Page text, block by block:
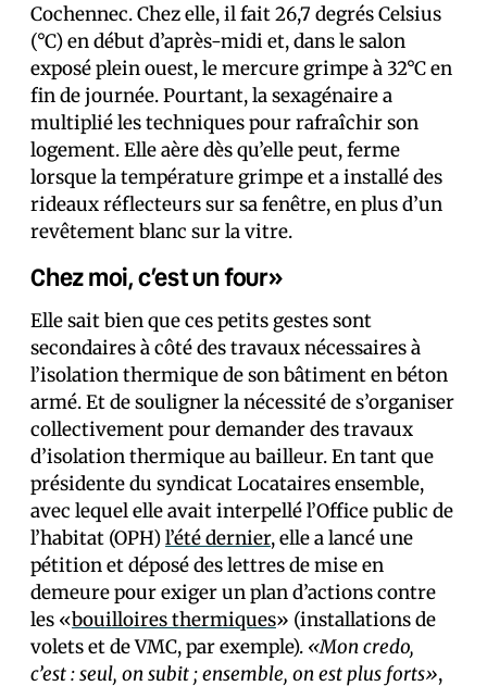
Cochennec. Chez elle, il fait 26,7 degrés Celsius
(°C) en début d’après-midi et, dans le salon
exposé plein ouest, le mercure grimpe à 32°C en
fin de journée. Pourtant, la sexagénaire a
multiplié les techniques pour rafraîchir son
logement. Elle aère dès qu’elle peut, ferme
lorsque la température grimpe et a installé des
rideaux réflecteurs sur sa fenêtre, en plus d’un
revêtement blanc sur la vitre.
Chez moi, c’est un four»
Elle sait bien que ces petits gestes sont
secondaires à côté des travaux nécessaires à
l’isolation thermique de son bâtiment en béton
armé. Et de souligner la nécessité de s’organiser
collectivement pour demander des travaux
d’isolation thermique au bailleur. En tant que
présidente du syndicat Locataires ensemble,
avec lequel elle avait interpellé l’Office public de
l’habitat (OPH)l’été dernier, elle a lancé une
pétition et déposé des lettres de mise en
demeure pour exiger un plan d’actions contre
les «bouilloires thermiques» (installations de
volets et de VMC, par exemple). «Mon credo,
c’est : seul, on subit ; ensemble, on est plus forts»,